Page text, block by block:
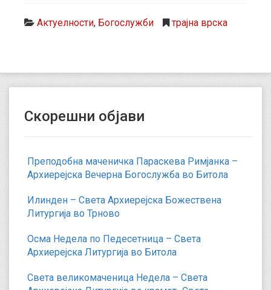
Актуелности, Богослужби трајна врска
Скорешни објави
Преподобна маченичка Параскева Римјанка –
Архиерејска Вечерна Богослужба во Битола
Илинден – Света Архиерејска Божествена
Литургија во Трново
Осма Недела по Педесетница – Света
Архиерејска Литургија во Битола
Света великомаченица Недела – Света